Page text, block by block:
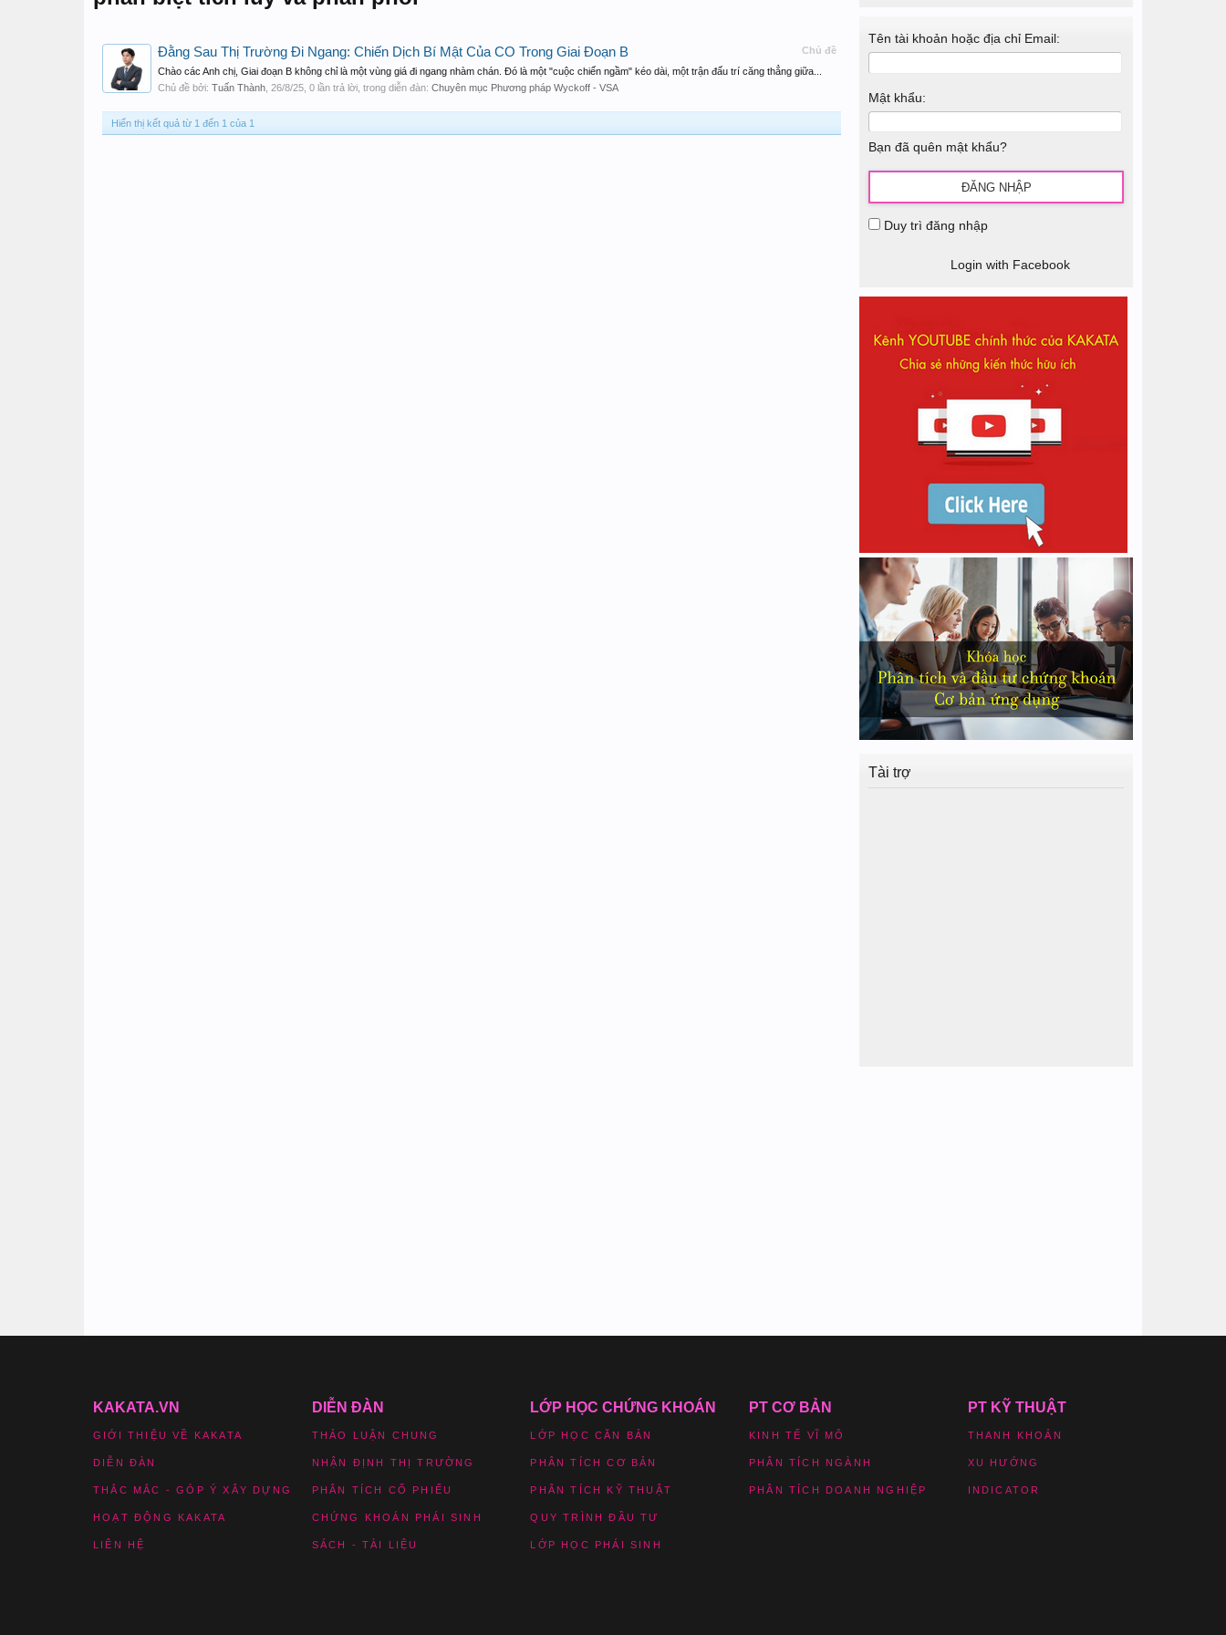
Chủ đề
Đằng Sau Thị Trường Đi Ngang: Chiến Dịch Bí Mật Của CO Trong Giai Đoạn B
Chào các Anh chị, Giai đoạn B không chỉ là một vùng giá đi ngang nhàm chán. Đó là một "cuộc chiến ngầm" kéo dài, một trận đấu trí căng thẳng giữa...
Chủ đề bởi: Tuấn Thành 26/8/25 , 0 lần trả lời, trong diễn đàn: Chuyên mục Phương pháp Wyckoff - VSA
Hiển thị kết quả từ 1 đến 1 của 1
Tên tài khoản hoặc địa chỉ Email:
Mật khẩu:
Bạn đã quên mật khẩu?
Duy trì đăng nhập
Login with Facebook
Tài trợ
KAKATA.VN
GIỚI THIỆU VỀ KAKATA
DIỄN ĐÀN
THẮC MẮC - GÓP Ý XÂY DỰNG
HOẠT ĐỘNG KAKATA
LIÊN HỆ
DIỄN ĐÀN
THẢO LUẬN CHUNG
NHẬN ĐỊNH THỊ TRƯỜNG
PHÂN TÍCH CỔ PHIẾU
CHỨNG KHOÁN PHÁI SINH
SÁCH - TÀI LIỆU
LỚP HỌC CHỨNG KHOÁN
LỚP HỌC CĂN BẢN
PHÂN TÍCH CƠ BẢN
PHÂN TÍCH KỸ THUẬT
QUY TRÌNH ĐẦU TƯ
LỚP HỌC PHÁI SINH
PT CƠ BẢN
KINH TẾ VĨ MÔ
PHÂN TÍCH NGÀNH
PHÂN TÍCH DOANH NGHIỆP
PT KỸ THUẬT
THANH KHOẢN
XU HƯỚNG
INDICATOR